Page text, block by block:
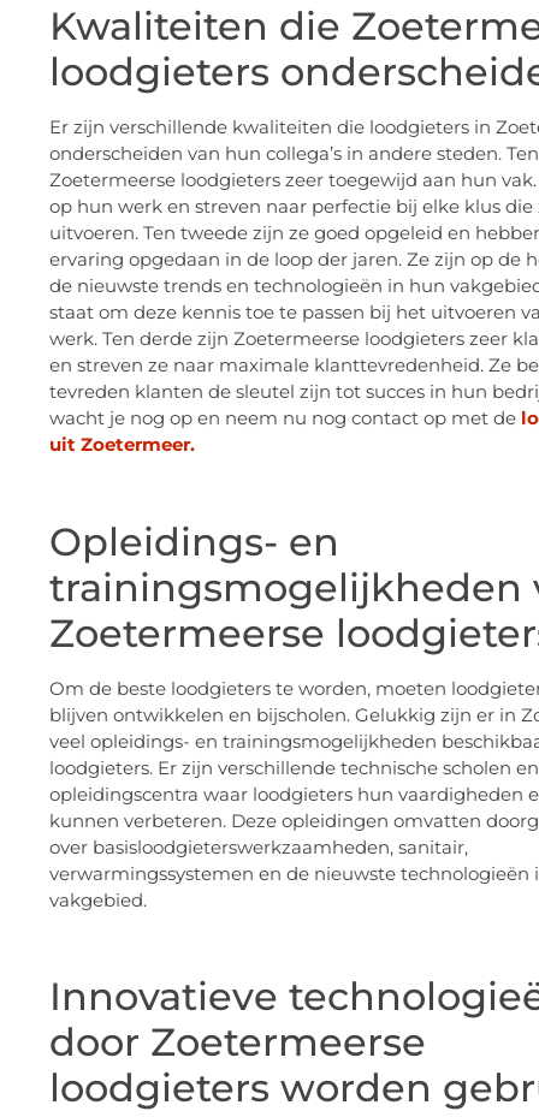
Kwaliteiten die
loodgieters
Er zijn verschillende kwaliteiten die loodgieters in
onderscheiden van hun collega’s in andere steden.
Zoetermeerse loodgieters zeer toegewijd aan hun
op hun werk en streven naar perfectie bij elke klus die
uitvoeren. Ten tweede zijn ze goed opgeleid en
ervaring opgedaan in de loop der jaren. Ze zijn op de
de nieuwste trends en technologieën in hun
staat om deze kennis toe te passen bij het uitvoeren
werk. Ten derde zijn Zoetermeerse loodgieters zeer
en streven ze naar maximale klanttevredenheid. Ze
tevreden klanten de sleutel zijn tot succes in hun
wacht je nog op en neem nu nog contact op met de
uit Zoetermeer.
Opleidings- en
trainingsmogelijkheden
Zoetermeerse
Om de beste loodgieters te worden, moeten
blijven ontwikkelen en bijscholen. Gelukkig zijn er in
veel opleidings- en trainingsmogelijkheden
loodgieters. Er zijn verschillende technische scholen en
opleidingscentra waar loodgieters hun vaardigheden
kunnen verbeteren. Deze opleidingen omvatten
over basisloodgieterswerkzaamheden, sanitair,
verwarmingssystemen en de nieuwste technologieën
vakgebied.
Innovatieve
door Zoetermeerse
loodgieters worden